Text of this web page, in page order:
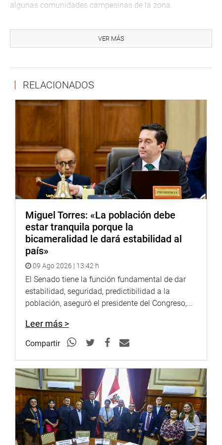
algunas comunidades campesinas de la zona.
Entre otros temas, los dirigentes de la APAFA informaron
al congresista su preocupación ante la obra de la I. E.
para solicitar información y realizar las acciones
calidad para los niños y jóvenes.
En Tarapoto, San Martín, los legisladores Flavio Cruz
Mamani y Raúl Espíritu Cavero visitaron la sede de la
Superintendencia Nacional de los Registros Públicos
(Sunarp) – Zona Registral N.° III de Tarapoto, con el
objetivo de conocer su situación administrativa, operativa
VER MÁS
RELACIONADOS
Miguel Torres: «La población debe
estar tranquila porque la
bicameralidad le dará estabilidad al
país»
09 Ago 2026 | 13:42 h
El Senado tiene la función fundamental de dar
estabilidad, seguridad, predictibilidad a la
población, aseguró el presidente del Congreso,...
Leer más >
Compartir